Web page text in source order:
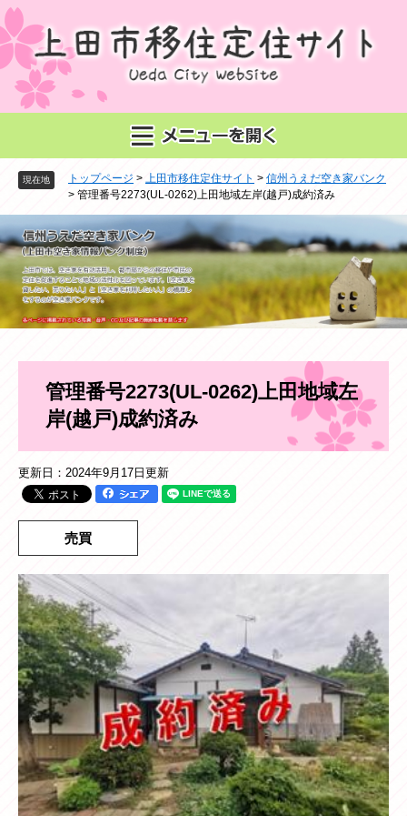
ペ
ー
ジ
の
。
メ
ニ
ュ
ー
て
へ
現在地 トップページ > 上田市移住定住サイト > 信州うえだ空き家バンク
> 管理番号2273(UL-0262)上田地域左岸(越戸)成約済み
管理番号2273(UL-0262)上田地域左
岸(越戸)成約済み
更新日：2024年9月17日更新
売買